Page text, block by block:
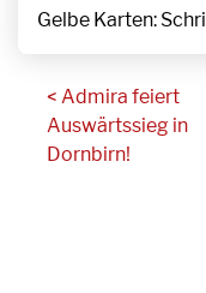
Gelbe Karten:
< Admira feiert
Auswärtssieg in
Dornbirn!